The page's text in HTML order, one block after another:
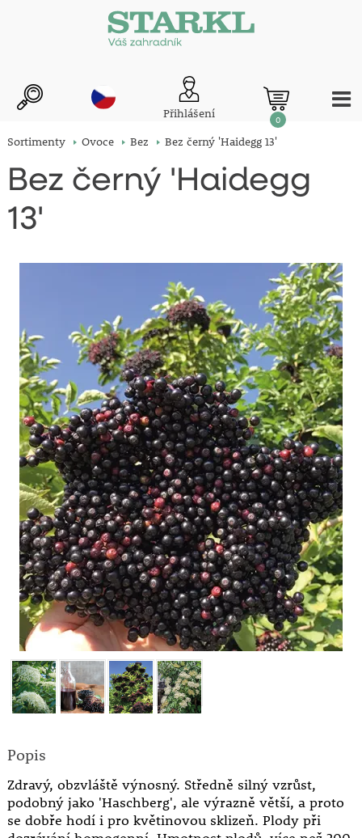
Přihlášení 0
Sortimenty Ovoce Bez Bez černý 'Haidegg 13'
Bez černý 'Haidegg
13'
Popis
Zdravý, obzvláště výnosný. Středně silný vzrůst,
podobný jako 'Haschberg', ale výrazně větší, a proto
se dobře hodí i pro květinovou sklizeň. Plody při